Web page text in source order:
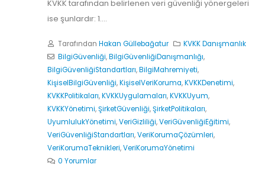
KVKK tarafından belirlenen veri güvenliği yönergeleri
ise şunlardır: 1....
Tarafından Hakan Güllebağatur
KVKK Danışmanlık
BilgiGüvenliği,BilgiGüvenliğiDanışmanlığı,
BilgiGüvenliğiStandartları,BilgiMahremiyeti,
KişiselBilgiGüvenliği,KişiselVeriKoruma,KVKKDenetimi,
KVKKPolitikaları,KVKKUygulamaları,KVKKUyum,
KVKKYönetimi,ŞirketGüvenliği,ŞirketPolitikaları,
UyumlulukYönetimi,VeriGizliliği,VeriGüvenliğiEğitimi,
VeriGüvenliğiStandartları,VeriKorumaÇözümleri,
VeriKorumaTeknikleri,VeriKorumaYönetimi
0 Yorumlar